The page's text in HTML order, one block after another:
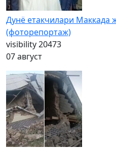
Дунё етакчилари Маккада
(фоторепортаж)
visibility20473
07 август